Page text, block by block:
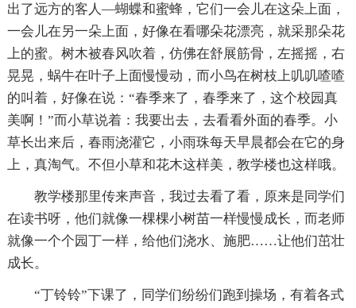
出了远方的客人—蝴蝶和蜜蜂，它们一会儿在这朵上面，
一会儿在另一朵上面，好像在看哪朵花漂亮，就采那朵花
上的蜜。树木被春风吹着，仿佛在舒展筋骨，左摇摇，右
晃晃，蜗牛在叶子上面慢慢动，而小鸟在树枝上叽叽喳喳
的叫着，好像在说：“春季来了，春季来了，这个校园真
美啊！”而小草说着：我要出去，去看看外面的春季。小
草长出来后，春雨浇灌它，小雨珠每天早晨都会在它的身
上，真淘气。不但小草和花木这样美，教学楼也这样哦。
教学楼那里传来声音，我过去看了看，原来是同学们
在读书呀，他们就像一棵棵小树苗一样慢慢成长，而老师
就像一个个园丁一样，给他们浇水、施肥……让他们茁壮
成长。
“丁铃铃”下课了，同学们纷纷们跑到操场，有着各式